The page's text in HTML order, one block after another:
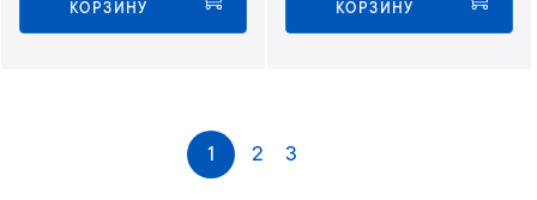
КОРЗИНУ
КОРЗИНУ
1 2 3